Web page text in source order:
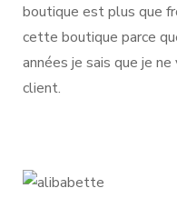
boutique est plus que
cette boutique parce
années je sais que je
client.